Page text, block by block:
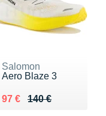
Salomon
Aero Blaze 3
140 €
Au lieu de 140 €
97 €
Vendu 97 €